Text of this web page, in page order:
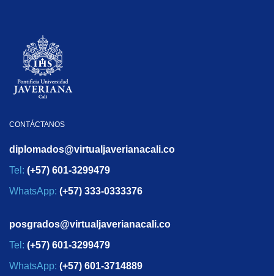
CONTÁCTANOS
diplomados@virtualjaverianacali.co
Tel: (+57) 601-3299479
WhatsApp: (+57) 333-0333376
posgrados@virtualjaverianacali.co
Tel: (+57) 601-3299479
WhatsApp: (+57) 601-3714889